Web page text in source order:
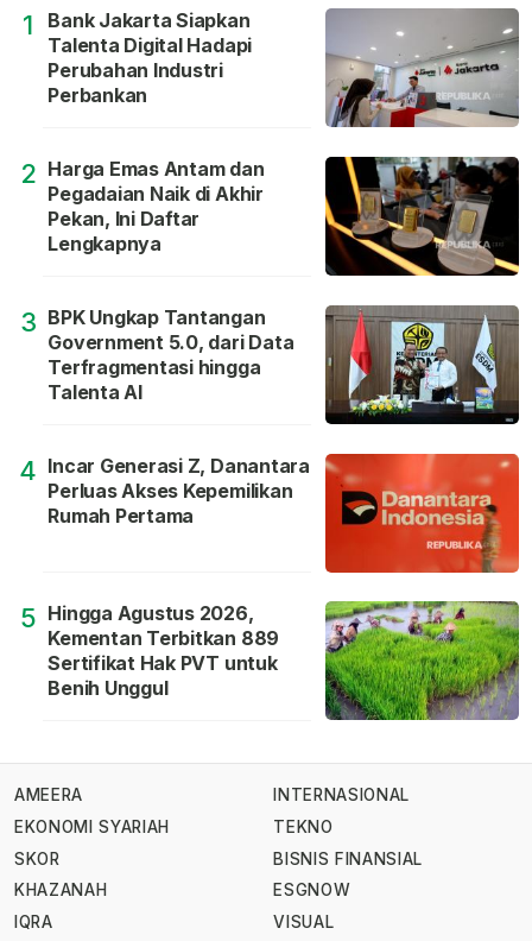
1
Bank Jakarta Siapkan
Talenta Digital Hadapi
Perubahan Industri
Perbankan
2 Harga Emas Antam dan
Pegadaian Naik di Akhir
Pekan, Ini Daftar
Lengkapnya
3 BPK Ungkap Tantangan
Government 5.0, dari Data
Terfragmentasi hingga
Talenta AI
4 Incar Generasi Z, Danantara
Perluas Akses Kepemilikan
Rumah Pertama
5 Hingga Agustus 2026,
Kementan Terbitkan 889
Sertifikat Hak PVT untuk
Benih Unggul
AMEERA
EKONOMI SYARIAH
SKOR
KHAZANAH
IQRA
INTERNASIONAL
TEKNO
BISNIS FINANSIAL
ESGNOW
VISUAL